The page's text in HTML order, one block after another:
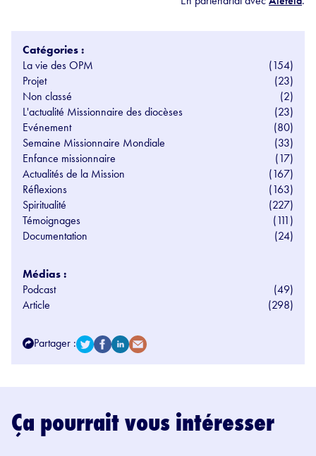
Catégories :
La vie des OPM
(154)
Projet
(23)
Non classé
(2)
L'actualité Missionnaire des diocèses
(23)
Evénement
(80)
Semaine Missionnaire Mondiale
(33)
Enfance missionnaire
(17)
Actualités de la Mission
(167)
Réflexions
(163)
Spiritualité
(227)
Témoignages
(111)
Documentation
(24)
Médias :
Podcast
(49)
Article
(298)
Partager :
Ça pourrait vous intéresser